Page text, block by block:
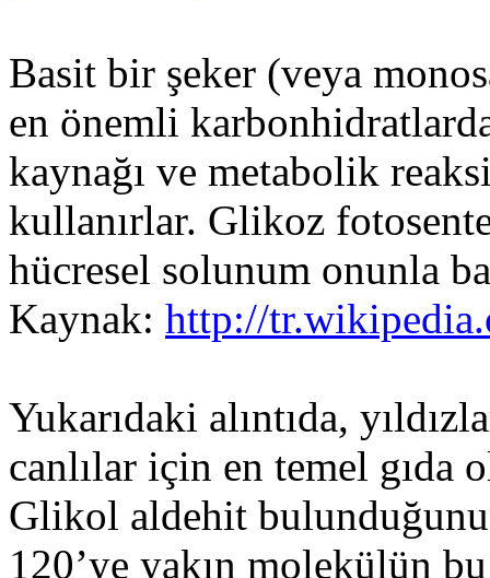
Basit bir şeker (veya
en önemli
kaynağı ve metabolik
kullanırlar. Glikoz
hücresel solunum onunla
Kaynak: http://
Yukarıdaki alıntıda,
canlılar için en temel gıda
Glikol aldehit
120’ye yakın molekülün